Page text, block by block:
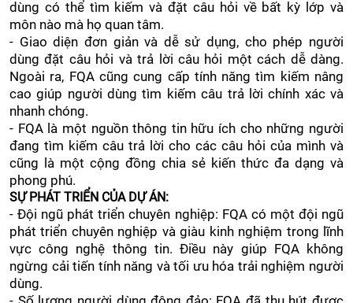
dùng có thể tìm kiếm và đặt câu hỏi về bất kỳ lớp và
môn nào mà họ quan tâm.
- Giao diện đơn giản và dễ sử dụng, cho phép người
dùng đặt câu hỏi và trả lời câu hỏi một cách dễ dàng.
Ngoài ra, FQA cũng cung cấp tính năng tìm kiếm nâng
cao giúp người dùng tìm kiếm câu trả lời chính xác và
nhanh chóng.
- FQA là một nguồn thông tin hữu ích cho những người
đang tìm kiếm câu trả lời cho các câu hỏi của mình và
cũng là một cộng đồng chia sẻ kiến thức đa dạng và
phong phú.
SỰ PHÁT TRIỂN CỦA DỰ ÁN:
- Đội ngũ phát triển chuyên nghiệp: FQA có một đội ngũ
phát triển chuyên nghiệp và giàu kinh nghiệm trong lĩnh
vực công nghệ thông tin. Điều này giúp FQA không
ngừng cải tiến tính năng và tối ưu hóa trải nghiệm người
dùng.